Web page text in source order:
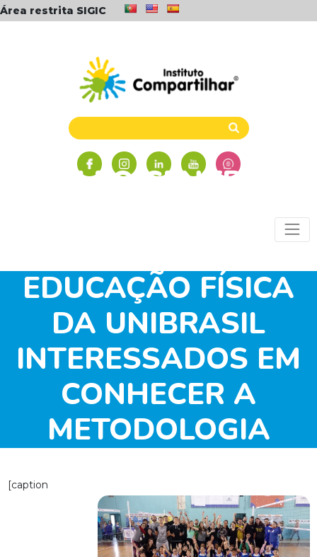
Área restrita SIGIC
NÚCLEO CENTRAL –
CURITIBA/PR RECEBE
ACADÊMICOS DE
EDUCAÇÃO FÍSICA
DA UNIBRASIL
INTERESSADOS EM
CONHECER A
METODOLOGIA
INICIAÇÃO AO
VOLEIBOL
[caption